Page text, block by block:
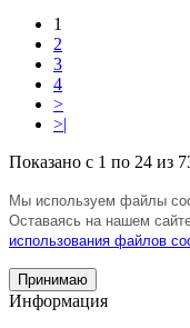
1
2
3
4
>
>|
Показано с 1 по 24 из
Мы используем файлы
Оставаясь на нашем
использования файлов
Принимаю
Информация